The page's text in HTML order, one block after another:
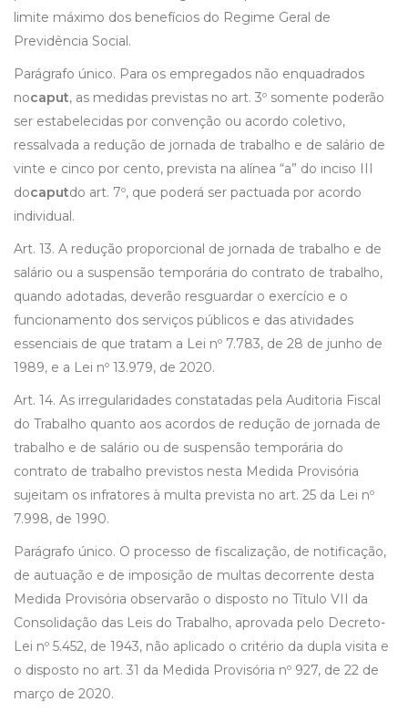
limite máximo dos benefícios do Regime Geral de
Previdência Social.
Parágrafo único. Para os empregados não enquadrados
nocaput, as medidas previstas no art. 3º somente poderão
ser estabelecidas por convenção ou acordo coletivo,
ressalvada a redução de jornada de trabalho e de salário de
vinte e cinco por cento, prevista na alínea “a” do inciso III
docaputdo art. 7º, que poderá ser pactuada por acordo
individual.
Art. 13. A redução proporcional de jornada de trabalho e de
salário ou a suspensão temporária do contrato de trabalho,
quando adotadas, deverão resguardar o exercício e o
funcionamento dos serviços públicos e das atividades
essenciais de que tratam a Lei nº 7.783, de 28 de junho de
1989, e a Lei nº 13.979, de 2020.
Art. 14. As irregularidades constatadas pela Auditoria Fiscal
do Trabalho quanto aos acordos de redução de jornada de
trabalho e de salário ou de suspensão temporária do
contrato de trabalho previstos nesta Medida Provisória
sujeitam os infratores à multa prevista no art. 25 da Lei nº
7.998, de 1990.
Parágrafo único. O processo de fiscalização, de notificação,
de autuação e de imposição de multas decorrente desta
Medida Provisória observarão o disposto no Título VII da
Consolidação das Leis do Trabalho, aprovada pelo Decreto-
Lei nº 5.452, de 1943, não aplicado o critério da dupla visita e
o disposto no art. 31 da Medida Provisória nº 927, de 22 de
março de 2020.